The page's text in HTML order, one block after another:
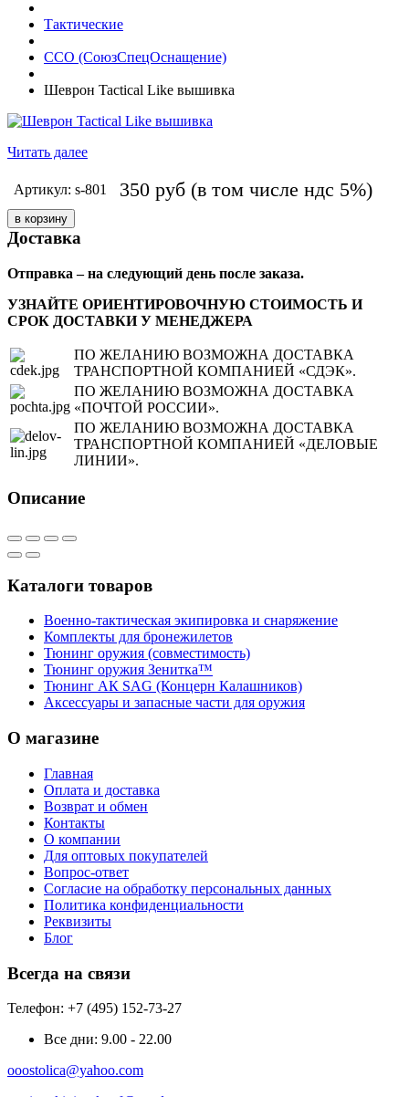
Тактические
ССО (СоюзСпецОснащение)
Шеврон Tactical Like вышивка
Читать далее
Артикул: s-801 350 руб (в том числе ндс 5%)
Доставка
Отправка – на следующий день после заказа.
УЗНАЙТЕ ОРИЕНТИРОВОЧНУЮ СТОИМОСТЬ И
СРОК ДОСТАВКИ У МЕНЕДЖЕРА
ПО ЖЕЛАНИЮ ВОЗМОЖНА ДОСТАВКА
ТРАНСПОРТНОЙ КОМПАНИЕЙ «СДЭК».
ПО ЖЕЛАНИЮ ВОЗМОЖНА ДОСТАВКА
«ПОЧТОЙ РОССИИ».
ПО ЖЕЛАНИЮ ВОЗМОЖНА ДОСТАВКА
ТРАНСПОРТНОЙ КОМПАНИЕЙ «ДЕЛОВЫЕ
ЛИНИИ».
Описание
Каталоги товаров
Военно-тактическая экипировка и снаряжение
Комплекты для бронежилетов
Тюнинг оружия (совместимость)
Тюнинг оружия Зенитка™
Тюнинг АК SAG (Концерн Калашников)
Аксессуары и запасные части для оружия
О магазине
Главная
Оплата и доставка
Возврат и обмен
Контакты
О компании
Для оптовых покупателей
Вопрос-ответ
Согласие на обработку персональных данных
Политика конфиденциальности
Реквизиты
Блог
Всегда на связи
Телефон: +7 (495) 152-73-27
Все дни: 9.00 - 22.00
ooostolica@yahoo.com